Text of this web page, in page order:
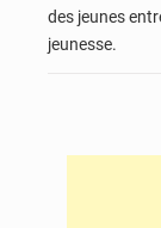
des jeunes
jeunesse.